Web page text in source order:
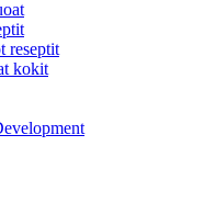
reseptit
kokit